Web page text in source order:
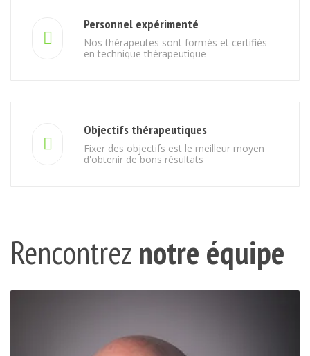
Personnel expérimenté
Nos thérapeutes sont formés et certifiés
en technique thérapeutique
Objectifs thérapeutiques
Fixer des objectifs est le meilleur moyen
d'obtenir de bons résultats
Rencontrez notre équipe